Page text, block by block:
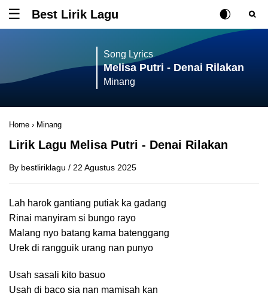
Tombol untuk membuka atau menutup menu
Best Lirik Lagu Rubah Posisi
Tombol
Song Lyrics
Melisa Putri - Denai Rilakan
Minang
Home › Minang
Lirik Lagu Melisa Putri - Denai Rilakan
By bestliriklagu / 22 Agustus 2025
Lah harok gantiang putiak ka gadang
Rinai manyiram si bungo rayo
Malang nyo batang kama batenggang
Urek di rangguik urang nan punyo
Usah sasali kito basuo
Usah di baco sia nan mamisah kan